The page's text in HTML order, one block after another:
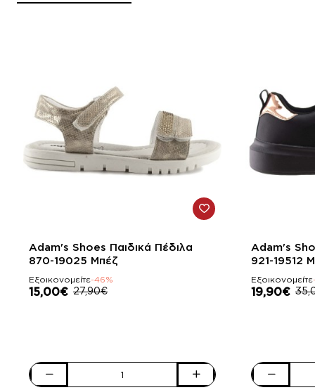
-46%
Adam's Shoes Παιδικά Πέδιλα
870-19025 Μπέζ
Εξοικονομείτε-46%
15,00€ 27,90€
Adam's
-43%
Adam's
921-19512
Εξοικονομείτε
19,90€
Adam's